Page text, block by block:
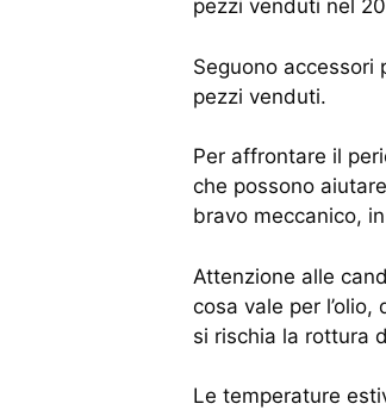
pezzi venduti nel
Seguono accessori
pezzi venduti.
Per affrontare il
che possono
bravo meccanico,
Attenzione alle
cosa vale per
si rischia la rottura
Le temperature